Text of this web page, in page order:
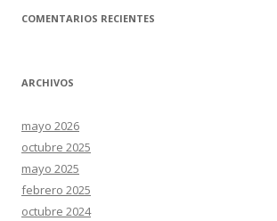
COMENTARIOS RECIENTES
ARCHIVOS
mayo 2026
octubre 2025
mayo 2025
febrero 2025
octubre 2024